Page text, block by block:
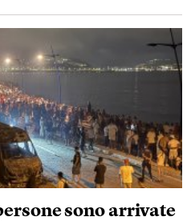
sono arrivate